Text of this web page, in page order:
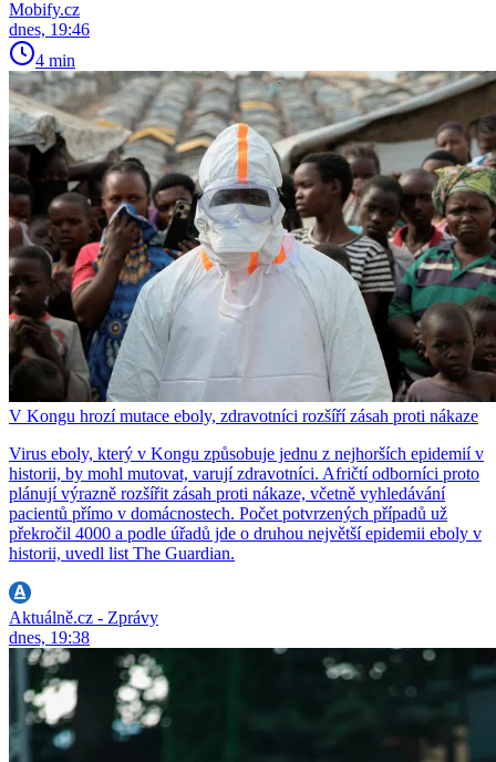
Mobify.cz
dnes, 19:46
4 min
V Kongu hrozí mutace eboly, zdravotníci rozšíří zásah proti nákaze
Virus eboly, který v Kongu způsobuje jednu z nejhorších epidemií v
historii, by mohl mutovat, varují zdravotníci. Afričtí odborníci proto
plánují výrazně rozšířit zásah proti nákaze, včetně vyhledávání
pacientů přímo v domácnostech. Počet potvrzených případů už
překročil 4000 a podle úřadů jde o druhou největší epidemii eboly v
historii, uvedl list The Guardian.
Aktuálně.cz - Zprávy
dnes, 19:38